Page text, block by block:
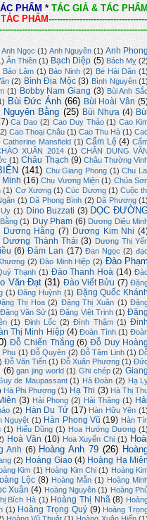
PHẨM * TÁC GIẢ & TÁC
PHẨM-----------------------------------
Anh Ngọc (1) Anh Nguyên (1) Anh
Ân Thiên (1) Bạch Diệp (5) Bách Mỵ
Bảo Lâm (1) Bảo Ninh (2) Bé Hải Dân
(2) Bình Địa Mộc (3) Bình Nguyên
(1) Bobby Nam Giang (3) Bùi Anh
Bùi Đức Ánh (66) Bùi Hoài Vân
Nguyên Bằng (25) Bùi Nhựa (4)
Ca Dao (2) Cao Duy Thảo (1) Cao
Cao Thoại Châu (1) Cao Thu Hà (1)
Catherine Mansfield (1) Cẩm Lệ (4)
XUÂN 2014 (1) CHÂN DUNG
(1) Châu Thạch (9) Châu Thường
(141) Chu Giang Phong (1) Chu
Minh (16) Chu Vương Miện (1) Chúa
(1) Cơ Xương (1) Cúc Dương (1) Cuộc
(1) Dã Phong Bình (2) Dã Phương
Uy (1) Dino Buzzati (3) DỌC
(1) Duy Phạm (6) Dương Diệu
Dương Hằng (7) Dương Kim Nhi
Dương Thành Thái (3) Dương Thị
(6) Đàm Lan (17) Đan Ngọc (2)
(2) Đào Minh Hiệp (2) Đào
Thạnh (1) Đào Thanh Hoà (14)
Văn Đạt (31) Đào Viết Bửu (7)
(1) Đăng Huỳnh (1) Đặng Quốc
Thị Hoa (2) Đặng Thị Xuân (1)
Đặng Văn Sử (1) Đặng Việt Trinh (1)
(1) Đinh Lốc (2) Đình Thậm (1)
Thị Minh Hiệp (4) Đoàn Tình (1)
Đỗ Chiến Thắng (6) Đỗ Duy
(1) Đỗ Quyên (2) Đỗ Tâm Linh (1)
Đỗ Văn Tiến (1) Đỗ Xuân Phương (1)
(6) gan jing world (1) Ghi chép (2)
de Maupassant (1) Hà Đoàn (2) Hạ
Hà Phi Phượng (1) Hạ Thi (3) Hà Thị
(3) Hải Phong (2) Hải Thăng (1)
(2) Hàn Du Tử (17) Hàn Hữu Yên
Nguyệt (1) Hàn Phong Vũ (19) Hàn
(1) Hiếu Dũng (1) Hoa Hướng Dương
Hoà Văn (10) Hoa Xuyến Chi (1)
Anh (6) Hoàng Anh 79 (26)
(2) Hoàng Giao (4) Hoàng Hạ
Kim (1) Hoàng Kim Chi (1) Hoàng
Lộc (8) Hoàng Mẫn (1) Hoàng
Xuân (4) Hoàng Nguyên (1) Hoàng
Bích Hà (1) Hoàng Thị Nhã (8)
(1) Hoàng Trọng Quý (9) Hoàng